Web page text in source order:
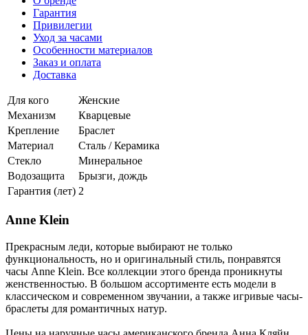
Гарантия
Привилегии
Уход за часами
Особенности материалов
Заказ и оплата
Доставка
Для кого
Женские
Механизм
Кварцевые
Крепление
Браслет
Материал
Сталь / Керамика
Стекло
Минеральное
Водозащита
Брызги, дождь
Гарантия (лет) 2
Anne Klein
Прекрасным леди, которые выбирают не только
функциональность, но и оригинальный стиль, понравятся
часы Anne Klein. Все коллекции этого бренда проникнуты
женственностью. В большом ассортименте есть модели в
классическом и современном звучании, а также игривые часы-
браслеты для романтичных натур.